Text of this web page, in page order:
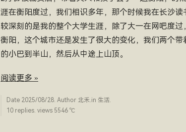
涯在衡阳度过，我们相识多年，那个时候我在长沙
较深刻的是我的整个大学生涯，除了大一在网吧度
衡阳，这个城市还是发生了很大的变化，我们两个
的小巴到半山，然后从中途上山顶。
阅读更多 »
Date 2025/08/28. Author 北禾.in 生活.
10 replies. views 5546 ­℃